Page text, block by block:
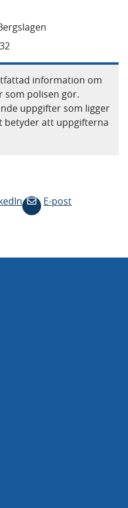
information om
som polisen gör.
uppgifter som ligger
betyder att uppgifterna
E-post